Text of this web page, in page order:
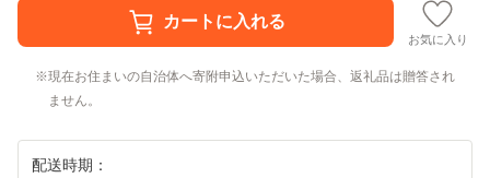
お気に入り
現在お住まいの自治体へ寄附申込いただいた場合、返礼品は贈答され
ません。
配送時期：